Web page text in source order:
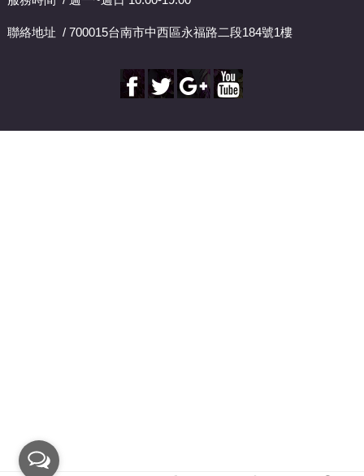
聯絡地址 / 700015台南市中西區永福路二段184號1樓